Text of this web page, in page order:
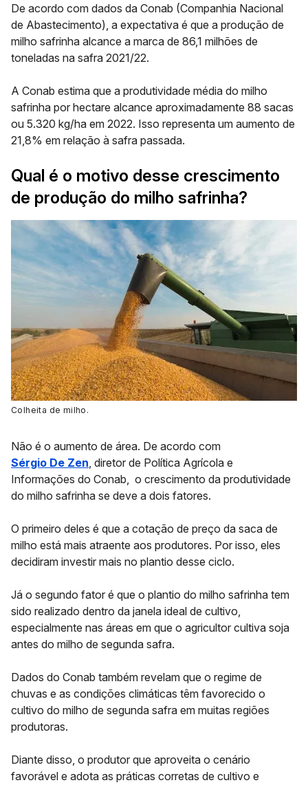
De acordo com dados da Conab (Companhia Nacional
de Abastecimento), a expectativa é que a produção de
milho safrinha alcance a marca de 86,1 milhões de
toneladas na safra 2021/22.
A Conab estima que a produtividade média do milho
safrinha por hectare alcance aproximadamente 88 sacas
ou 5.320 kg/ha em 2022. Isso representa um aumento de
21,8% em relação à safra passada.
Qual é o motivo desse crescimento
de produção do milho safrinha?
Colheita de milho.
Não é o aumento de área. De acordo com
Sérgio De Zen, diretor de Política Agrícola e
Informações do Conab, o crescimento da produtividade
do milho safrinha se deve a dois fatores.
O primeiro deles é que a cotação de preço da saca de
milho está mais atraente aos produtores. Por isso, eles
decidiram investir mais no plantio desse ciclo.
Já o segundo fator é que o plantio do milho safrinha tem
sido realizado dentro da janela ideal de cultivo,
especialmente nas áreas em que o agricultor cultiva soja
antes do milho de segunda safra.
Dados do Conab também revelam que o regime de
chuvas e as condições climáticas têm favorecido o
cultivo do milho de segunda safra em muitas regiões
produtoras.
Diante disso, o produtor que aproveita o cenário
favorável e adota as práticas corretas de cultivo e